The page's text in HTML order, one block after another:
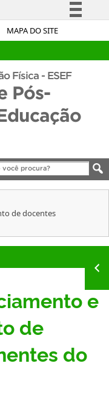
MAPA DO SITE
Simplifique!
à informação
Legislação
Canais
Física - ESEF
Pós-
de docentes
e
de
do